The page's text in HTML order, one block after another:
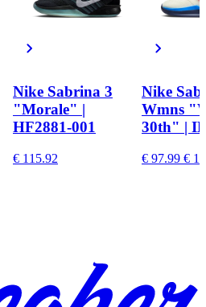
Nike Sabrina 3
"Morale" |
HF2881-001
€ 115.92
Nike
Wmns
30th" |
€ 97.99 €